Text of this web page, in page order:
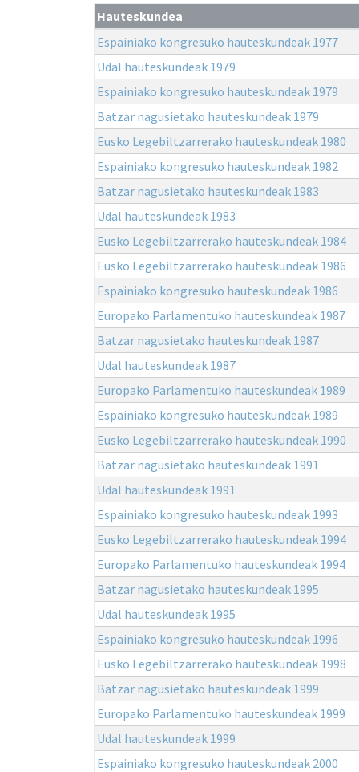
Hauteskundea
Espainiako kongresuko hauteskundeak 1977
Udal hauteskundeak 1979
Espainiako kongresuko hauteskundeak 1979
Batzar nagusietako hauteskundeak 1979
Eusko Legebiltzarrerako hauteskundeak 1980
Espainiako kongresuko hauteskundeak 1982
Batzar nagusietako hauteskundeak 1983
Udal hauteskundeak 1983
Eusko Legebiltzarrerako hauteskundeak 1984
Eusko Legebiltzarrerako hauteskundeak 1986
Espainiako kongresuko hauteskundeak 1986
Europako Parlamentuko hauteskundeak 1987
Batzar nagusietako hauteskundeak 1987
Udal hauteskundeak 1987
Europako Parlamentuko hauteskundeak 1989
Espainiako kongresuko hauteskundeak 1989
Eusko Legebiltzarrerako hauteskundeak 1990
Batzar nagusietako hauteskundeak 1991
Udal hauteskundeak 1991
Espainiako kongresuko hauteskundeak 1993
Eusko Legebiltzarrerako hauteskundeak 1994
Europako Parlamentuko hauteskundeak 1994
Batzar nagusietako hauteskundeak 1995
Udal hauteskundeak 1995
Espainiako kongresuko hauteskundeak 1996
Eusko Legebiltzarrerako hauteskundeak 1998
Batzar nagusietako hauteskundeak 1999
Europako Parlamentuko hauteskundeak 1999
Udal hauteskundeak 1999
Espainiako kongresuko hauteskundeak 2000